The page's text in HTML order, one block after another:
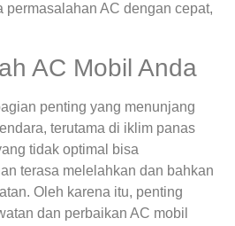
AC dengan cepat,
AC Mobil Anda
penting yang menunjang
terutama di iklim panas
tidak optimal bisa
terasa melelahkan dan bahkan
Oleh karena itu, penting
dan perbaikan AC mobil